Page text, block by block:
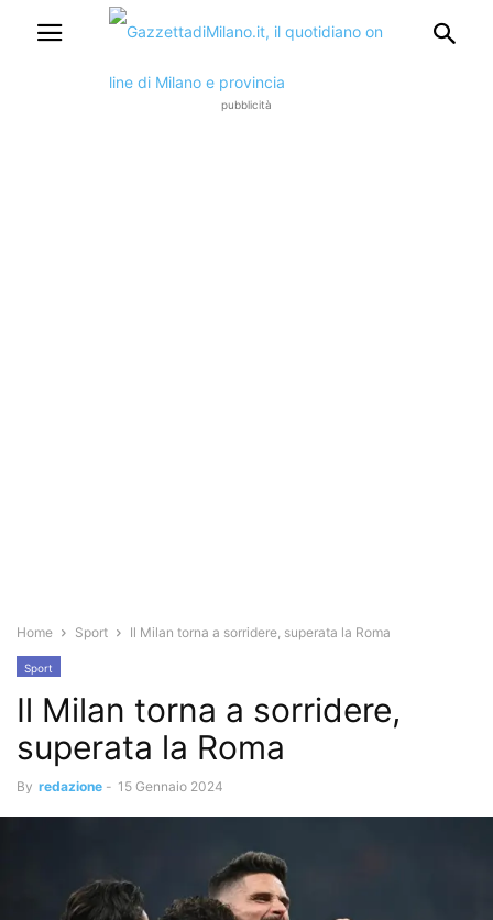
pubblicità
Home Sport Il Milan torna a sorridere, superata la Roma
Sport
Il Milan torna a sorridere,
superata la Roma
By redazione - 15 Gennaio 2024